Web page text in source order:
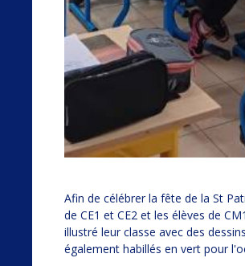
Afin de célébrer la fête de la St
de CE1 et CE2 et les élèves de
illustré leur classe avec des
également habillés en vert pour